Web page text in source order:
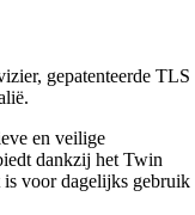
gepatenteerde TLS
en veilige
dankzij het Twin
voor dagelijks gebruik